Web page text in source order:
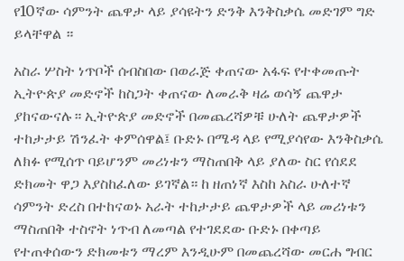
የ10ኛው ሳምንት ጨዋታ ላይ ያሳዩትን ድንቅ እንቅስቃሴ መድገም ግድ
ይላቸዋል ።
አስራ ሦስት ነጥቦች ሰብስበው በወራጅ ቀጠናው አፋፍ የተቀመጡት
ኢትዮጵያ መድኖች ከስጋት ቀጠናው ለመራቅ ዛሬ ወሳኝ ጨዋታ
ያከናውናሉ። ኢትዮጵያ መድኖች በመጨረሻዎቹ ሁለት ጨዋታዎች
ተከታታይ ሽንፈት ቀምሰዋል፤ ቡድኑ በሜዳ ላይ የሚያሳየው እንቅስቃሴ
ለክፉ የሚሰጥ ባይሆንም መሪነቱን ማስጠበቅ ላይ ያለው ስር የሰደደ
ድክመት ዋጋ እያስከፈለው ይገኛል። ከ ዘጠነኛ እስከ አስራ ሁለተኛ
ሳምንት ድረስ በተከናወኑ አራት ተከታታይ ጨዋታዎች ላይ መሪነቱን
ማስጠበቅ ተስኖት ነጥብ ለመጣል የተገደደው ቡድኑ በቀጣይ
የተጠቀሰውን ድክመቱን ማረም እንዲሁም በመጨረሻው መርሐ ግብር